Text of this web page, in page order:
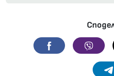
Facebook Viber